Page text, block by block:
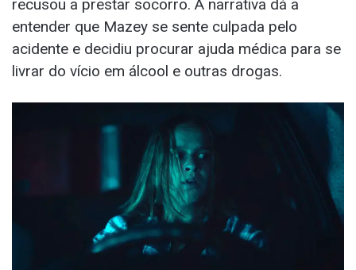
recusou a prestar socorro. A narrativa dá a
entender que Mazey se sente culpada pelo
acidente e decidiu procurar ajuda médica para se
livrar do vício em álcool e outras drogas.